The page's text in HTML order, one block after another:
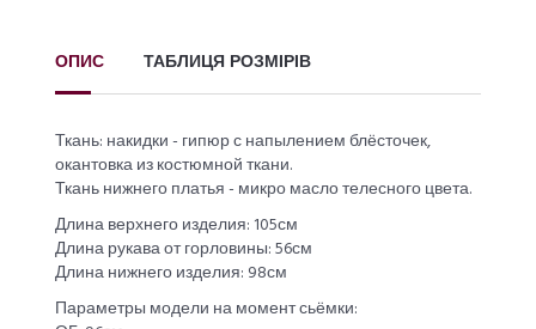
ОПИС ТАБЛИЦЯ РОЗМІРІВ
Ткань: накидки - гипюр с напылением блёсточек,
окантовка из костюмной ткани.
Ткань нижнего платья - микро масло телесного цвета.
Длина верхнего изделия: 105см
Длина рукава от горловины: 56см
Длина нижнего изделия: 98см
Параметры модели на момент сьёмки: